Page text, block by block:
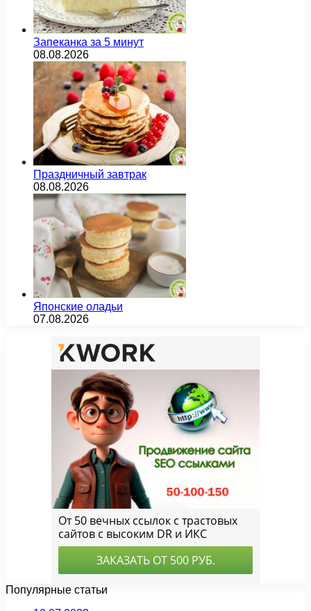
Запеканка за 5 минут
08.08.2026
Праздничный завтрак
08.08.2026
Японские оладьи
07.08.2026
Популярные статьи